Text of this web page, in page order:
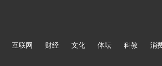
互联网 财经 文化 体坛 科教 消